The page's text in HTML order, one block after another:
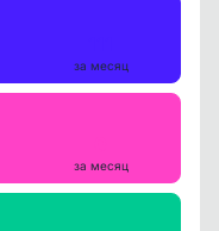
за месяц
за месяц